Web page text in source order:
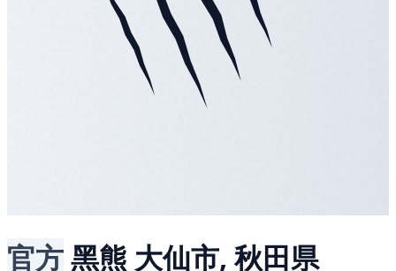
官方黑熊 大仙市, 秋田県